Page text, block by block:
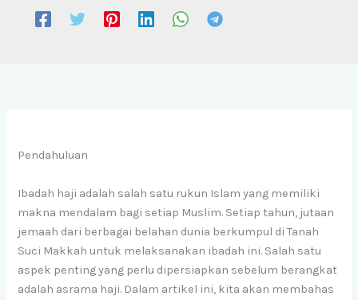
Pendahuluan
Ibadah haji adalah salah satu rukun Islam yang memiliki
makna mendalam bagi setiap Muslim. Setiap tahun, jutaan
jemaah dari berbagai belahan dunia berkumpul di Tanah
Suci Makkah untuk melaksanakan ibadah ini. Salah satu
aspek penting yang perlu dipersiapkan sebelum berangkat
adalah asrama haji. Dalam artikel ini, kita akan membahas